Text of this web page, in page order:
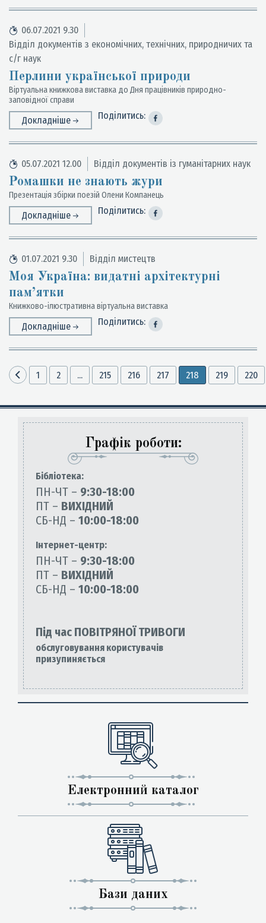
06.07.2021 9.30
Відділ документів з економічних, технічних, природничих та
с/г наук
Перлини української природи
Віртуальна книжкова виставка до Дня працівників природно-
заповідної справи
Докладніше Поділитись:
05.07.2021 12.00 Відділ документів із гуманітарних наук
Ромашки не знають жури
Презентація збірки поезій Олени Компанець
Докладніше Поділитись:
01.07.2021 9.30 Відділ мистецтв
Моя Україна: видатні архітектурні
пам’ятки
Книжково-ілюстративна віртуальна виставка
Докладніше Поділитись:
1 2 ... 215 216 217 218 219 220
Графік роботи:
Бiблiотека:
ПН-ЧТ – 9:30-18:00
ПТ – ВИХІДНИЙ
СБ-НД – 10:00-18:00
Інтернет-центр:
ПН-ЧТ – 9:30-18:00
ПТ – ВИХІДНИЙ
СБ-НД – 10:00-18:00
Під час ПОВІТРЯНОЇ ТРИВОГИ
обслуговування користувачів
призупиняється
Електронний каталог
Бази даних